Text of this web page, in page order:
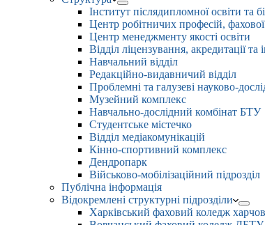
Інститут післядипломної освіти та
Центр робітничих професій,
Центр менеджменту якості освіти
Відділ ліцензування, акредитації та
Навчальний відділ
Редакційно-видавничий відділ
Проблемні та галузеві науково-
Музейний комплекс
Навчально-дослідний комбінат БТУ
Студентське містечко
Відділ медіакомунікацій
Кінно-спортивний комплекс
Дендропарк
Військово-мобілізаційний підрозділ
Публічна інформація
Відокремлені структурні підрозділи
Харківський фаховий коледж